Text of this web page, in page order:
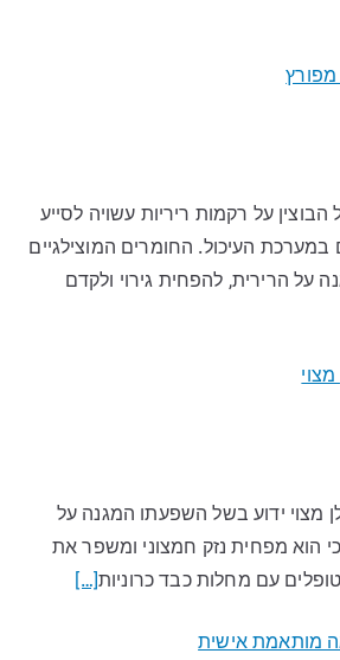
מפורץ
על רקמות ריריות עשויה לסייע
במערכת העיכול. החומרים המוצילגיים
על הרירית, להפחית גירוי ולקדם
מצוי
מצוי ידוע בשל השפעתו המגנה על
הוא מפחית נזק חמצוני ומשפר את
עם מחלות כבד כרוניות[…]
מותאמת אישית